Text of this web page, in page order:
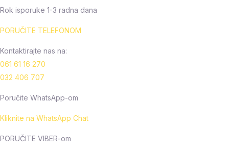
Rok isporuke 1-3 radna dana
PORUČITE TELEFONOM
Kontaktirajte nas na:
061 61 16 270
032 406 707
Poručite WhatsApp-om
Kliknite na WhatsApp Chat
PORUČITE VIBER-om